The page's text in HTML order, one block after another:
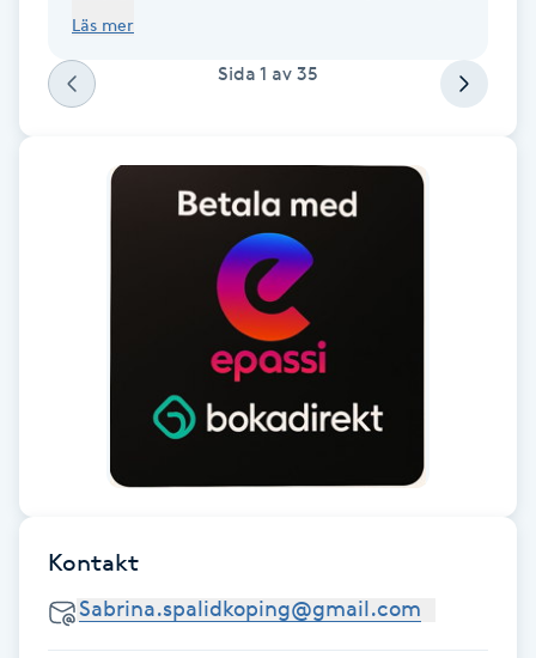
Hollywood Peel
Hot Stone Massage
Hyaluronsyra
Hypnos
och Brow lift och är så nöjd med resultatet. Tack
Läs mer
Sida 1 av 35
Kontakt